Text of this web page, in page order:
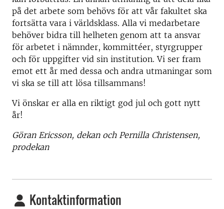
på det arbete som behövs för att vår fakultet ska
fortsätta vara i världsklass. Alla vi medarbetare
behöver bidra till helheten genom att ta ansvar
för arbetet i nämnder, kommittéer, styrgrupper
och för uppgifter vid sin institution. Vi ser fram
emot ett år med dessa och andra utmaningar som
vi ska se till att lösa tillsammans!
Vi önskar er alla en riktigt god jul och gott nytt
år!
Göran Ericsson, dekan och Pernilla Christensen,
prodekan
Kontaktinformation